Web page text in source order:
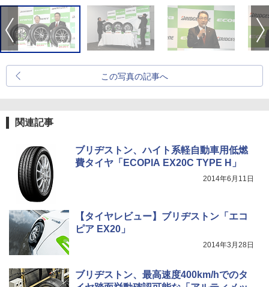
この写真の記事へ
関連記事
ブリヂストン、ハイト系軽自動車用低燃
費タイヤ「ECOPIA EX20C TYPE H」
2014年6月11日
【タイヤレビュー】ブリヂストン「エコ
ピア EX20」
2014年3月28日
ブリヂストン、最高速度400km/hでのタ